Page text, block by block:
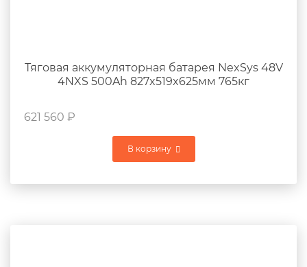
Тяговая аккумуляторная батарея NexSys 48V
4NXS 500Ah 827x519x625мм 765кг
621 560 ₽
В корзину